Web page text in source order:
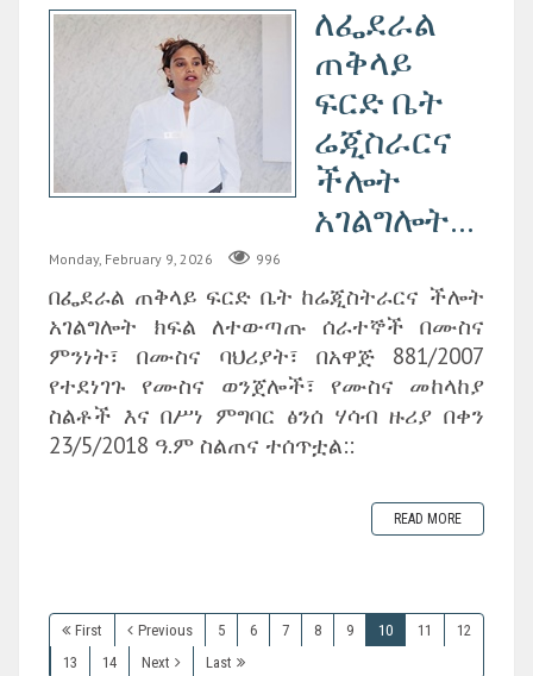
ለፌደራል
ጠቅላይ
ፍርድ ቤት
ሬጂስራርና
ችሎት
አገልግሎት...
Monday, February 9, 2026 996
በፌደራል ጠቅላይ ፍርድ ቤት ከሬጂስትራርና ችሎት
አገልግሎት ክፍል ለተውጣጡ ሰራተኞች በሙስና
ምንነት፣ በሙስና ባህሪያት፣ በአዋጅ 881/2007
የተደነገጉ የሙስና ወንጀሎች፣ የሙስና መከላከያ
ስልቶች እና በሥነ ምግባር ፅንሰ ሃሳብ ዙሪያ በቀን
23/5/2018 ዓ.ም ስልጠና ተሰጥቷል::
READ MORE
First Previous 5 6 7 8 9 10 11
12
13
14 Next Last